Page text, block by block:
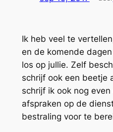
Ik heb veel te
en de komende
los op jullie. Zelf
schrijf ook een beetje
schrijf ik ook nog
afspraken op de
bestraling voor te